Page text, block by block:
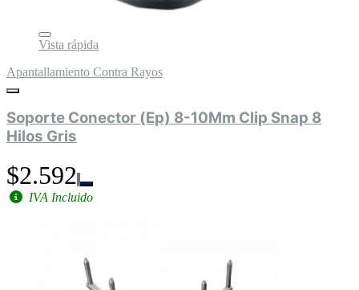
Vista rápida
Apantallamiento Contra Rayos
Soporte Conector (Ep) 8-10Mm Clip Snap 8
Hilos Gris
$2.592
IVA Incluido